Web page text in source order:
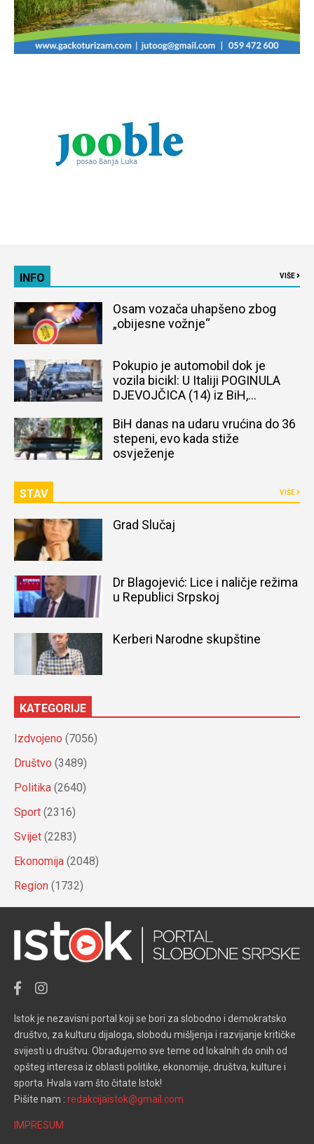
INFO VIŠE
Osam vozača uhapšeno zbog
„obijesne vožnje“
Pokupio je automobil dok je
vozila bicikl: U Italiji POGINULA
DJEVOJČICA (14) iz BiH,
BiH danas na udaru vrućina do 36
stepeni, evo kada stiže
osvježenje
STAV VIŠE
Grad Slučaj
Dr Blagojević: Lice i naličje režima
u Republici Srpskoj
Kerberi Narodne skupštine
KATEGORIJE
Izdvojeno (7056)
Društvo (3489)
Politika (2640)
Sport (2316)
Svijet (2283)
Ekonomija (2048)
Region (1732)
Istok je nezavisni portal koji se bori za slobodno i demokratsko
društvo, za kulturu dijaloga, slobodu mišljenja i razvijanje kritičke
svijesti u društvu. Obrađujemo sve teme od lokalnih do onih od
opšteg interesa iz oblasti politike, ekonomije, društva, kulture i
sporta. Hvala vam što čitate Istok!
Pišite nam : redakcijaistok@gmail.com
IMPRESUM